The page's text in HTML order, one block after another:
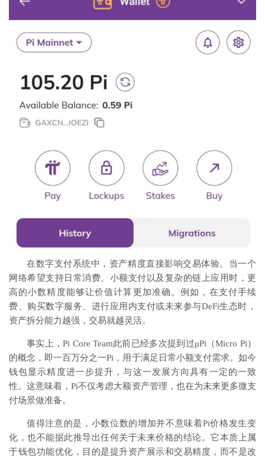
在数字支付系统中，资产精度直接影响交易体验。当一个
网络希望支持日常消费、小额支付以及复杂的链上应用时，更
高的小数精度能够让价值计算更加准确。例如，在支付手续
费、购买数字服务、进行应用内支付或未来参与DeFi生态时，
资产拆分能力越强，交易就越灵活。
事实上，Pi Core Team此前已经多次提到过μPi（Micro Pi）
的概念，即一百万分之一Pi，用于满足日常小额支付需求。如今
钱包显示精度进一步提升，与这一发展方向具有一定的一致
性。这意味着，Pi不仅考虑大额资产管理，也在为未来更多微支
付场景做准备。
值得注意的是，小数位数的增加并不意味着Pi价格发生变
化，也不能据此推导出任何关于未来价格的结论。它本质上属
于钱包功能优化，目的是提升资产展示和交易精度，而不是改